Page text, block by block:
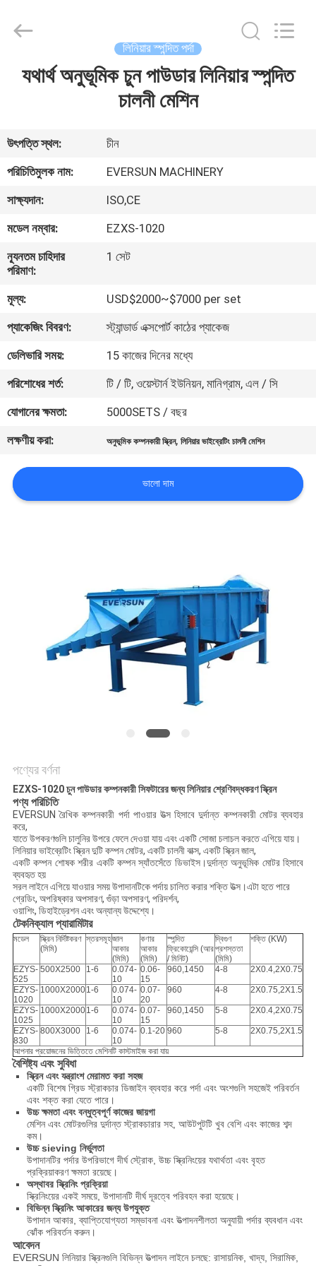
বাড়ি
VR
প্রদর্শন
আমাদের
সম্পর্কে
কারখানা
ভ্রমণ
মান
নিয়ন্ত্রণ
যোগাযোগ
করুন
গোপনীয়তা
লিনিয়ার স্পন্দিত পর্দা
যথার্থ অনুভূমিক চুন পাউডার লিনিয়ার স্পন্দিত
চালনী মেশিন
উৎপত্তি স্থল:
চীন
পরিচিতিমুলক নাম:
EVERSUN MACHINERY
সাক্ষ্যদান:
ISO,CE
মডেল নম্বার:
EZXS-1020
ন্যূনতম চাহিদার
পরিমাণ:
1 সেট
মূল্য:
USD$2000~$7000 per set
প্যাকেজিং বিবরণ:
স্ট্যান্ডার্ড এক্সপোর্ট কাঠের প্যাকেজ
ডেলিভারি সময়:
15 কাজের দিনের মধ্যে
পরিশোধের শর্ত:
টি / টি, ওয়েস্টার্ন ইউনিয়ন, মানিগ্রাম, এল / সি
যোগানের ক্ষমতা:
5000SETS / বছর
লক্ষণীয় করা:
অনুভূমিক কম্পনকারী স্ক্রিন,লিনিয়ার ভাইব্রেটিং চালনী মেশিন
ভালো দাম
পণ্যের বর্ণনা
EZXS-1020 চুন পাউডার কম্পনকারী সিফটারের জন্য লিনিয়ার শ্রেণিবদ্ধকরণ স্ক্রিন
পণ্য পরিচিতি
EVERSUN রৈখিক কম্পনকারী পর্দা পাওয়ার উত্স হিসাবে দুর্দান্ত কম্পনকারী মোটর ব্যবহার
করে,
যাতে উপকরণগুলি চালুনির উপরে ফেলে দেওয়া যায় এবং একটি সোজা চলাচল করতে এগিয়ে যায়।
লিনিয়ার ভাইব্রেটিং স্ক্রিন দুটি কম্পন মোটর, একটি চালনী বাক্স, একটি স্ক্রিন জাল,
একটি কম্পন শোষক শরীর একটি কম্পন স্যাঁতসেঁতে ডিভাইস।দুর্দান্ত অনুভূমিক মোটর হিসাবে
ব্যবহৃত হয়
সরল লাইনে এগিয়ে যাওয়ার সময় উপাদানটিকে পর্দায় চালিত করার শক্তি উত্স।এটা হতে পারে
গ্রেডিং, অপরিষ্কার অপসারণ, গুঁড়া অপসারণ, পরিদর্শন,
ওয়াশিং, ডিহাইড্রেশন এবং অন্যান্য উদ্দেশ্যে।
টেকনিক্যাল প্যারামিটার
মডেল
স্ক্রিন নির্দিষ্টকরণ
(মিমি)
স্তরসমূহজাল
আকার
(মিমি)
কণার
আকার
(মিমি)
স্পন্দিত
ফ্রিকোয়েন্সি (আর
/ মিনিট)
দ্বিগুণ
প্রশস্ততা
(মিমি)
শক্তি (KW)
EZYS-
525
500X2500 1-6
0.074-
10
0.06-
15
960,1450 4-8 2X0.4,2X0.75
EZYS-
1020
1000X20001-6
0.074-
10
0.07-
20
960 4-8 2X0.75,2X1.5
EZYS-
1025
1000X20001-6
0.074-
10
0.07-
15
960,1450 5-8 2X0.4,2X0.75
EZYS-
830
800X3000 1-6
0.074-
10
0.1-20 960 5-8 2X0.75,2X1.5
আপনার প্রয়োজনের ভিত্তিতে মেশিনটি কাস্টমাইজ করা যায়
বৈশিষ্ট্য এবং সুবিধা
স্ক্রিন এবং যন্ত্রাংশ মেরামত করা সহজ
একটি বিশেষ গ্রিড স্ট্রাকচার ডিজাইন ব্যবহার করে পর্দা এবং অংশগুলি সহজেই পরিবর্তন
এবং শক্ত করা যেতে পারে।
উচ্চ ক্ষমতা এবং বন্ধুত্বপূর্ণ কাজের জায়গা
মেশিন এবং মোটরগুলির দুর্দান্ত স্ট্রাকচারার সহ, আউটপুটটি খুব বেশি এবং কাজের শব্দ
কম।
উচ্চ sieving নির্ভুলতা
উপাদানটির পর্দার উপরিভাগে দীর্ঘ স্ট্রোক, উচ্চ স্ক্রিনিংয়ের যথার্থতা এবং বৃহত
প্রক্রিয়াকরণ ক্ষমতা রয়েছে।
অস্থাবর স্ক্রিনিং প্রক্রিয়া
স্ক্রিনিংয়ের একই সময়ে, উপাদানটি দীর্ঘ দূরত্বে পরিবহন করা হয়েছে।
বিভিন্ন স্ক্রিনিং আকারের জন্য উপযুক্ত
উপাদান আকার, ব্যাপ্তিযোগ্যতা সম্ভাবনা এবং উত্পাদনশীলতা অনুযায়ী পর্দার ব্যবধান এবং
ঝোঁক পরিবর্তন করুন।
আবেদন
EVERSUN লিনিয়ার স্ক্রিনগুলি বিভিন্ন উত্পাদন লাইনে চলছে: রাসায়নিক, খাদ্য, সিরামিক,